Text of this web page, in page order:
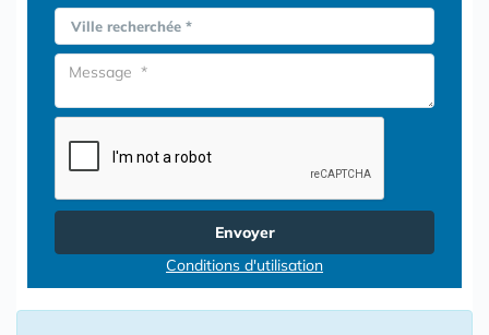
Ville recherchée *
Envoyer
Conditions d'utilisation